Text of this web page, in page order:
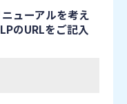
ューアルを考え
のURLをご記入